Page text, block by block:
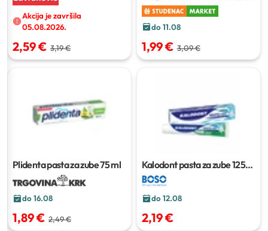
Akcija je završila
05.08.2026.
2,59 € 3,19 €
Action100 ml
do 11.08
1,99 € 3,09 €
Plidenta pasta za zube75 ml
do 16.08
1,89 € 2,49 €
Kalodont pasta za zube125
ml
do 12.08
2,19 €